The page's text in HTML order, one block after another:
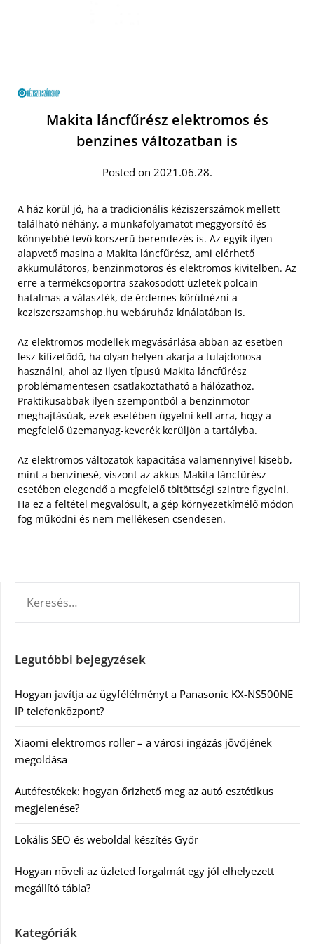
Makita láncfűrész elektromos és
benzines változatban is
Posted on 2021.06.28.
A ház körül jó, ha a tradicionális kéziszerszámok mellett
található néhány, a munkafolyamatot meggyorsító és
könnyebbé tevő korszerű berendezés is. Az egyik ilyen
alapvető masina a Makita láncfűrész, ami elérhető
akkumulátoros, benzinmotoros és elektromos kivitelben. Az
erre a termékcsoportra szakosodott üzletek polcain
hatalmas a választék, de érdemes körülnézni a
keziszerszamshop.hu webáruház kínálatában is.
Az elektromos modellek megvásárlása abban az esetben
lesz kifizetődő, ha olyan helyen akarja a tulajdonosa
használni, ahol az ilyen típusú Makita láncfűrész
problémamentesen csatlakoztatható a hálózathoz.
Praktikusabbak ilyen szempontból a benzinmotor
meghajtásúak, ezek esetében ügyelni kell arra, hogy a
megfelelő üzemanyag-keverék kerüljön a tartályba.
Az elektromos változatok kapacitása valamennyivel kisebb,
mint a benzinesé, viszont az akkus Makita láncfűrész
esetében elegendő a megfelelő töltöttségi szintre figyelni.
Ha ez a feltétel megvalósult, a gép környezetkímélő módon
fog működni és nem mellékesen csendesen.
Legutóbbi bejegyzések
Hogyan javítja az ügyfélélményt a Panasonic KX-NS500NE
IP telefonközpont?
Xiaomi elektromos roller – a városi ingázás jövőjének
megoldása
Autófestékek: hogyan őrizhető meg az autó esztétikus
megjelenése?
Lokális SEO és weboldal készítés Győr
Hogyan növeli az üzleted forgalmát egy jól elhelyezett
megállító tábla?
Kategóriák